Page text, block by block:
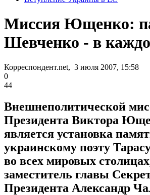
Миссия Ющенко:
Шевченко - в
Корреспондент.net, 3 июля 2007, 15:58
0
44
Внешнеполитической
Президента Виктора
является установка
украинскому поэту
во всех мировых
заместитель главы
Президента Александр